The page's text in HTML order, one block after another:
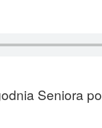
Seniora